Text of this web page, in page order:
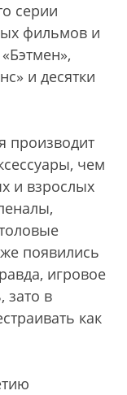
серии
фильмов и
и десятки
производит
чем
и взрослых
появились
игровое
зато в
как